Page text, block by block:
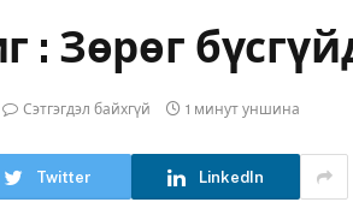
: Зөрөг
Сэтгэгдэл байхгүй 1 минут уншина
Twitter LinkedIn